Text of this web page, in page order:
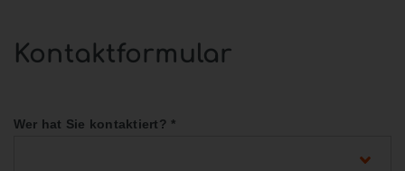
Kontaktformular
Wer hat Sie kontaktiert? *